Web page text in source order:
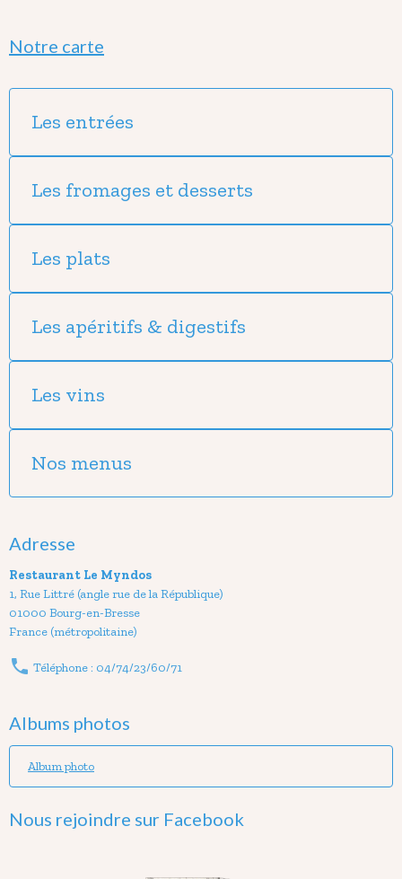
Notre carte
Les entrées
Les fromages et desserts
Les plats
Les apéritifs & digestifs
Les vins
Nos menus
Adresse
Restaurant Le Myndos
1, Rue Littré (angle rue de la République)
01000 Bourg-en-Bresse
France (métropolitaine)
Téléphone : 04/74/23/60/71
Albums photos
Album photo
Nous rejoindre sur Facebook